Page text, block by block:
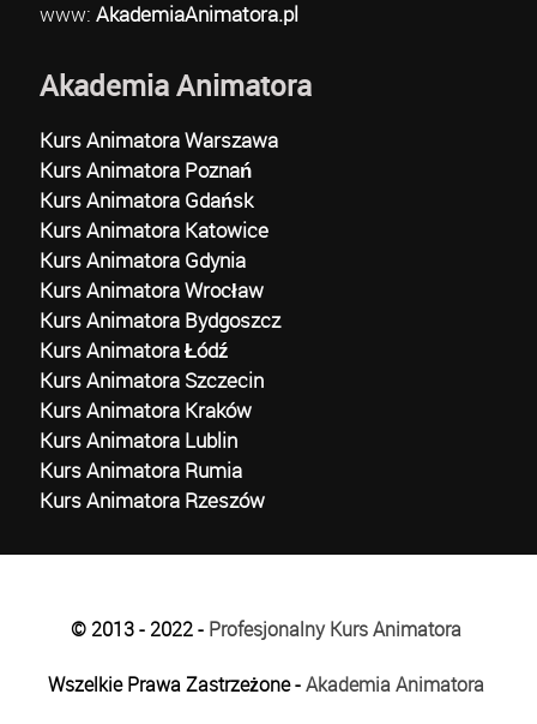
www: AkademiaAnimatora.pl
Akademia Animatora
Kurs Animatora Warszawa
Kurs Animatora Poznań
Kurs Animatora Gdańsk
Kurs Animatora Katowice
Kurs Animatora Gdynia
Kurs Animatora Wrocław
Kurs Animatora Bydgoszcz
Kurs Animatora Łódź
Kurs Animatora Szczecin
Kurs Animatora Kraków
Kurs Animatora Lublin
Kurs Animatora Rumia
Kurs Animatora Rzeszów
© 2013 - 2022 - Profesjonalny Kurs Animatora
Wszelkie Prawa Zastrzeżone -Akademia Animatora